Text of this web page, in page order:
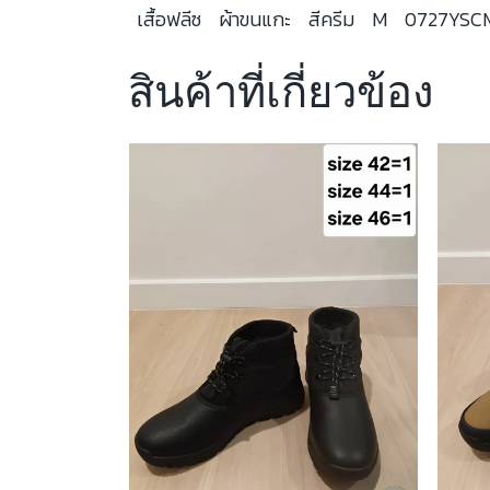
เสื้อฟลีซ ผ้าขนแกะ สีครีม M
สินค้าที่เกี่ยวข้อง